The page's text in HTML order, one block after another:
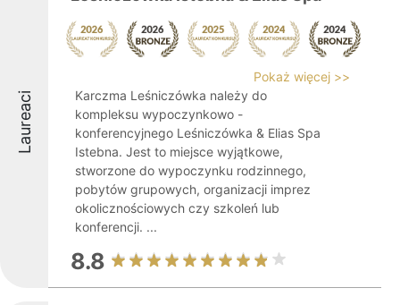
Laureaci
Pokaż więcej >>
Karczma Leśniczówka należy do
kompleksu wypoczynkowo -
konferencyjnego Leśniczówka & Elias Spa
Istebna. Jest to miejsce wyjątkowe,
stworzone do wypoczynku rodzinnego,
pobytów grupowych, organizacji imprez
okolicznościowych czy szkoleń lub
konferencji. ...
8.8